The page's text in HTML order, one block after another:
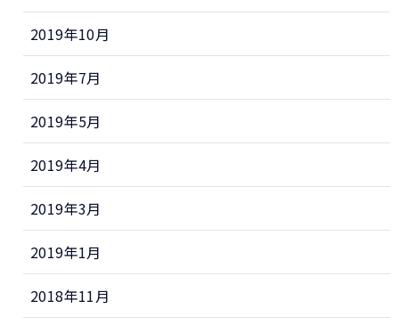
2019年10月
2019年7月
2019年5月
2019年4月
2019年3月
2019年1月
2018年11月